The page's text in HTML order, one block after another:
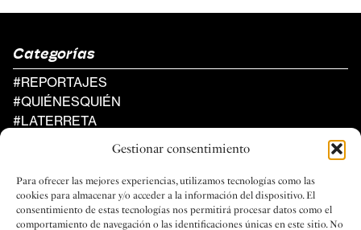
Gestionar consentimiento
Para ofrecer las mejores experiencias, utilizamos tecnologías como las
cookies para almacenar y/o acceder a la información del dispositivo. El
consentimiento de estas tecnologías nos permitirá procesar datos como el
comportamiento de navegación o las identificaciones únicas en este sitio. No
Categorías
#REPORTAJES
#QUIÉNESQUIÉN
#LATERRETA
UN PROYECTO DE LA FEDERACIÓN
DE SOCIEDADES MUSICALES
DE LA COMUNIDAD VALENCIANA